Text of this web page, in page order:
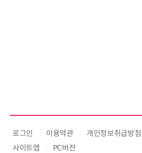
로그인 이용약관 개인정보취급방침
사이트맵
PC버전